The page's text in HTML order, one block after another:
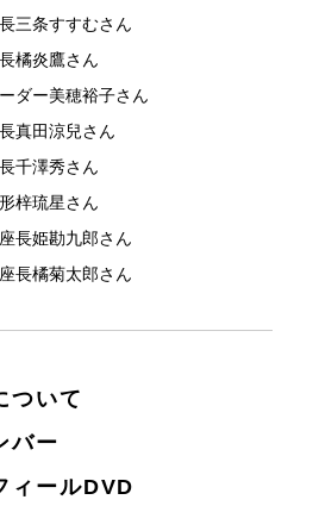
三条すすむさん
橘炎鷹さん
ダー美穂裕子さん
真田涼兒さん
千澤秀さん
梓琉星さん
長姫勘九郎さん
長橘菊太郎さん
ついて
バー
ィールDVD